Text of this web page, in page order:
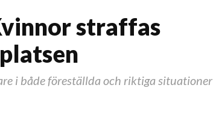
straffas
i både föreställda och riktiga situationer